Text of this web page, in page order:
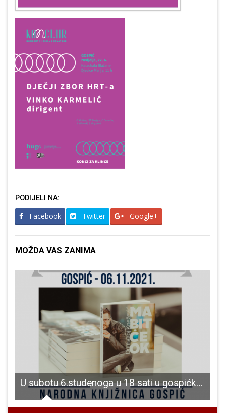
PODIJELI NA:
Facebook Twitter Google+
MOŽDA VAS ZANIMA
U subotu 6.studenoga u 18 sati u gospićkoj knjižnici održat će se predstavljanje knjige “Ma bit će OK”autora Domagoja Kneževića